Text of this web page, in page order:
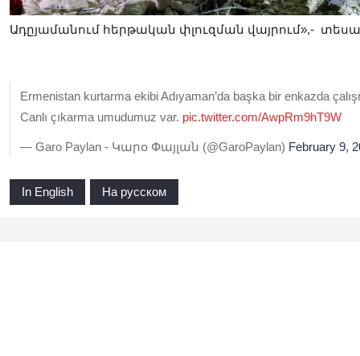
Ադըյամանում հերթական փլուզման վայրում»,-
Ermenistan kurtarma ekibi Adıyaman’da başka bir enkazda
Canlı çıkarma umudumuz var. pic.twitter.com/AwpRm9hT9W
— Garo Paylan - Կարօ Փայլան (@GaroPaylan) February 9,
In English На русском